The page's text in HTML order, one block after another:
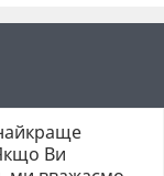
Ви